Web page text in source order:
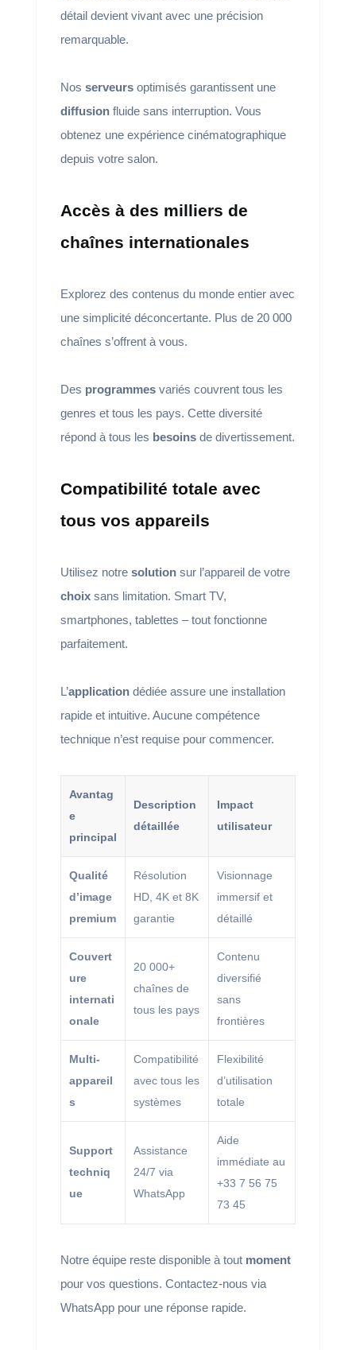
détail devient vivant avec une précision
remarquable.
Nos serveursoptimisés garantissent une
diffusionfluide sans interruption. Vous
obtenez une expérience cinématographique
depuis votre salon.
Accès à des milliers de
chaînes internationales
Explorez des contenus du monde entier avec
une simplicité déconcertante. Plus de 20 000
chaînes s’offrent à vous.
Des programmesvariés couvrent tous les
genres et tous les pays. Cette diversité
répond à tous les besoinsde divertissement.
Compatibilité totale avec
tous vos appareils
Utilisez notre solutionsur l’appareil de votre
choixsans limitation. Smart TV,
smartphones, tablettes – tout fonctionne
parfaitement.
L’applicationdédiée assure une installation
rapide et intuitive. Aucune compétence
technique n’est requise pour commencer.
Avantag
e
principal
Description
détaillée
Impact
utilisateur
Qualité
d’image
premium
Résolution
HD, 4K et 8K
garantie
Visionnage
immersif et
détaillé
Couvert
ure
internati
onale
20 000+
chaînes de
tous les pays
Contenu
diversifié
sans
frontières
Multi-
appareil
s
Compatibilité
avec tous les
systèmes
Flexibilité
d’utilisation
totale
Support
techniq
ue
Assistance
24/7 via
WhatsApp
Aide
immédiate au
+33 7 56 75
73 45
Notre équipe reste disponible à tout moment
pour vos questions. Contactez-nous via
WhatsApp pour une réponse rapide.